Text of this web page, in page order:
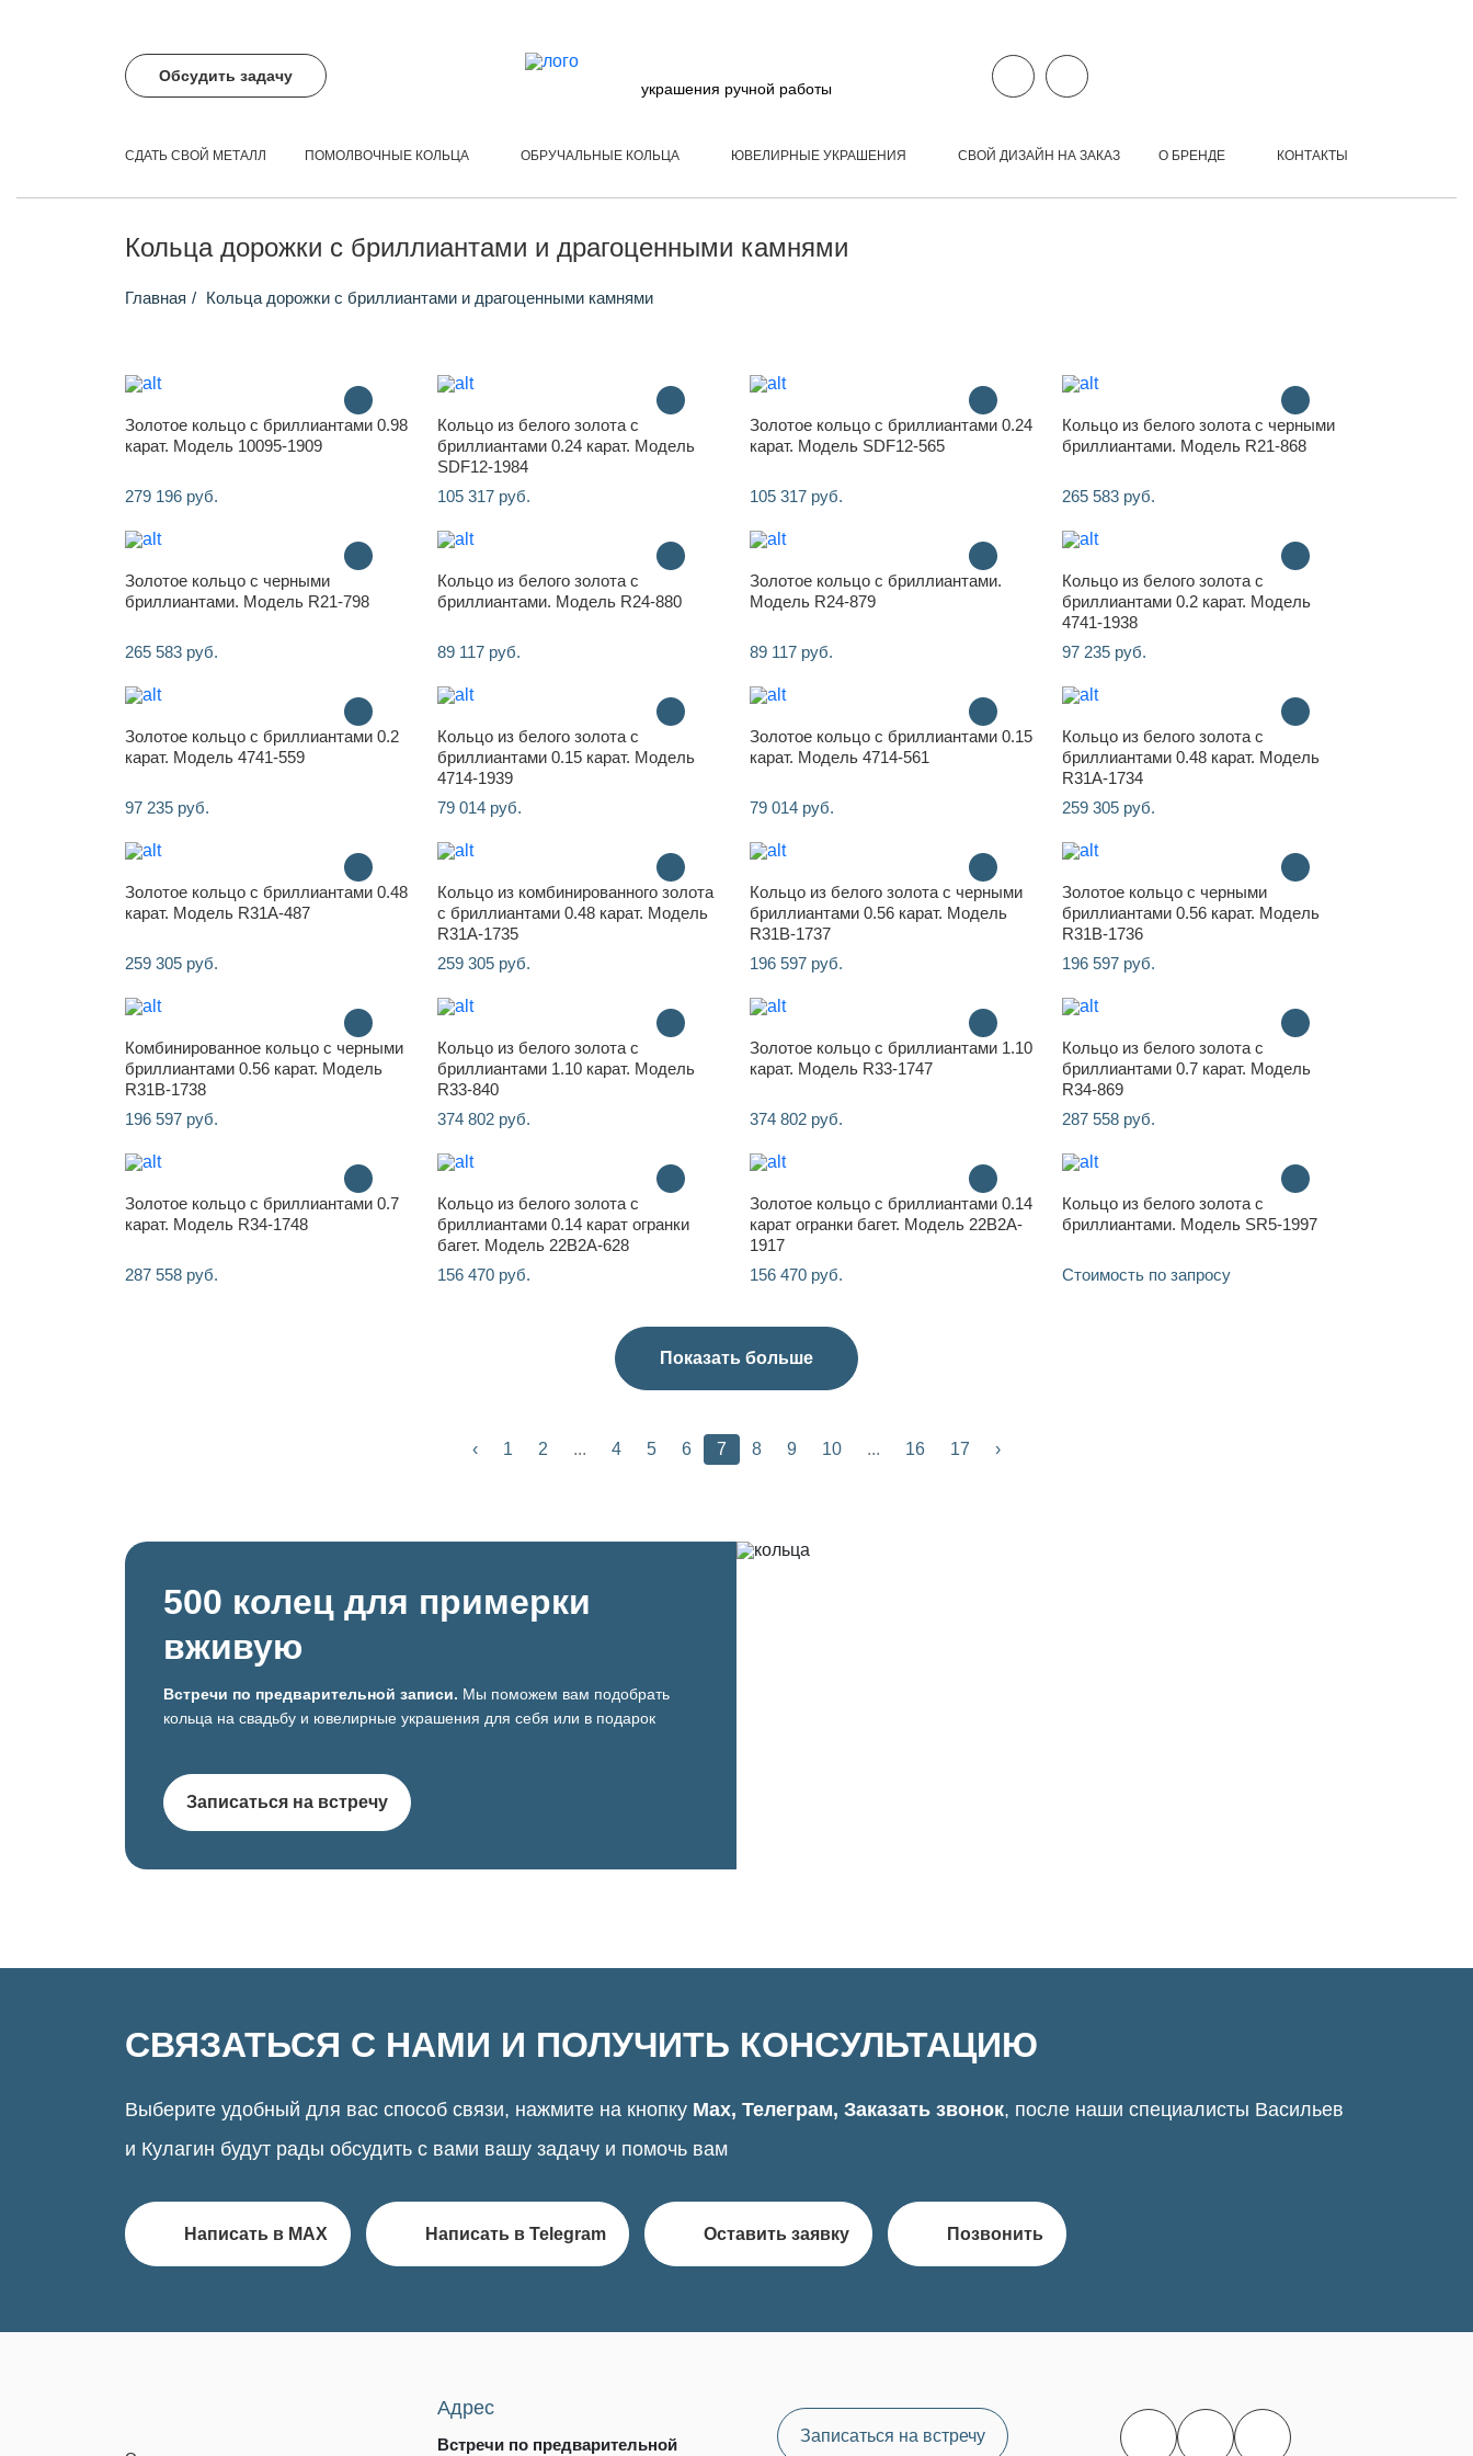
Обсудить задачу
украшения ручной работы
СДАТЬ СВОЙ МЕТАЛЛ ПОМОЛВОЧНЫЕ КОЛЬЦА ОБРУЧАЛЬНЫЕ КОЛЬЦА ЮВЕЛИРНЫЕ УКРАШЕНИЯ СВОЙ ДИЗАЙН НА ЗАКАЗ О БРЕНДЕ КОНТАКТЫ
Кольца дорожки с бриллиантами и драгоценными камнями
Главная Кольца дорожки с бриллиантами и драгоценными камнями
Золотое кольцо с бриллиантами 0.98
карат. Модель 10095-1909
279 196 руб.
Кольцо из белого золота с
бриллиантами 0.24 карат. Модель
SDF12-1984
105 317 руб.
Золотое кольцо с бриллиантами 0.24
карат. Модель SDF12-565
105 317 руб.
Кольцо из белого золота с черными
бриллиантами. Модель R21-868
265 583 руб.
Золотое кольцо с черными
бриллиантами. Модель R21-798
265 583 руб.
Кольцо из белого золота с
бриллиантами. Модель R24-880
89 117 руб.
Золотое кольцо с бриллиантами.
Модель R24-879
89 117 руб.
Кольцо из белого золота с
бриллиантами 0.2 карат. Модель
4741-1938
97 235 руб.
Золотое кольцо с бриллиантами 0.2
карат. Модель 4741-559
97 235 руб.
Кольцо из белого золота с
бриллиантами 0.15 карат. Модель
4714-1939
79 014 руб.
Золотое кольцо с бриллиантами 0.15
карат. Модель 4714-561
79 014 руб.
Кольцо из белого золота с
бриллиантами 0.48 карат. Модель
R31A-1734
259 305 руб.
Золотое кольцо с бриллиантами 0.48
карат. Модель R31A-487
259 305 руб.
Кольцо из комбинированного золота
с бриллиантами 0.48 карат. Модель
R31A-1735
259 305 руб.
Кольцо из белого золота с черными
бриллиантами 0.56 карат. Модель
R31B-1737
196 597 руб.
Золотое кольцо с черными
бриллиантами 0.56 карат. Модель
R31B-1736
196 597 руб.
Комбинированное кольцо с черными
бриллиантами 0.56 карат. Модель
R31B-1738
196 597 руб.
Кольцо из белого золота с
бриллиантами 1.10 карат. Модель
R33-840
374 802 руб.
Золотое кольцо с бриллиантами 1.10
карат. Модель R33-1747
374 802 руб.
Кольцо из белого золота с
бриллиантами 0.7 карат. Модель
R34-869
287 558 руб.
Золотое кольцо с бриллиантами 0.7
карат. Модель R34-1748
287 558 руб.
Кольцо из белого золота с
бриллиантами 0.14 карат огранки
багет. Модель 22B2A-628
156 470 руб.
Золотое кольцо с бриллиантами 0.14
карат огранки багет. Модель 22B2A-
1917
156 470 руб.
Кольцо из белого золота с
бриллиантами. Модель SR5-1997
Стоимость по запросу
Показать больше
‹ 1 2 ... 4 5 6 7 8 9 10 ... 16 17 ›
500 колец для примерки
вживую
Встречи по предварительной записи. Мы поможем вам подобрать
кольца на свадьбу и ювелирные украшения для себя или в подарок
Записаться на встречу
СВЯЗАТЬСЯ С НАМИ И ПОЛУЧИТЬ КОНСУЛЬТАЦИЮ
Выберите удобный для вас способ связи, нажмите на кнопку Max, Телеграм, Заказать звонок, после наши специалисты Васильев
и Кулагин будут рады обсудить с вами вашу задачу и помочь вам
Написать в MAX Написать в Telegram Оставить заявку Позвонить
Адрес
Встречи по предварительной Записаться на встречу